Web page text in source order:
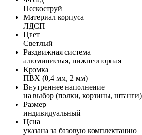
Пескоструй
Материал корпуса
ЛДСП
Цвет
Светлый
Раздвижная система
алюминиевая, нижнеопорная
Кромка
ПВХ (0,4 мм, 2 мм)
Внутреннее наполнение
на выбор (полки, корзины, штанги)
Размер
индивидуальный
Цена
указана за базовую комплектацию